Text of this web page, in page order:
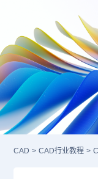
CAD > CAD行业教程 >